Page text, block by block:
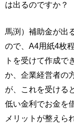
は出るのですか？
馬渕）補助金が出
ので、A4用紙4枚
トを受けて作成で
か、企業経営者の
が、これを受ける
低い金利でお金を
メリットが整えら